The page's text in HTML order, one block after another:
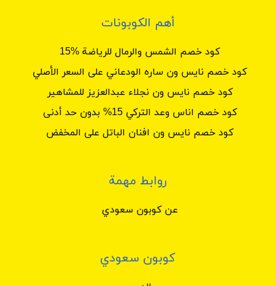
أهم الكوبونات
كود خصم الشمس والرمال للرياضة %15
كود خصم نايس ون ساره الودعاني على السعر الأصلي
كود خصم نايس ون نجلاء عبدالعزيز للمشاهير
كود خصم اناس وعد التركي 15% بدون حد أدنى
كود خصم نايس ون افنان الباتل على المخفض
روابط مهمة
عن كوبون سعودي
كوبون سعودي